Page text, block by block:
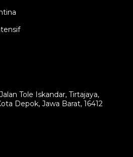
Tole Iskandar, Tirtajaya,
Depok, Jawa Barat, 16412